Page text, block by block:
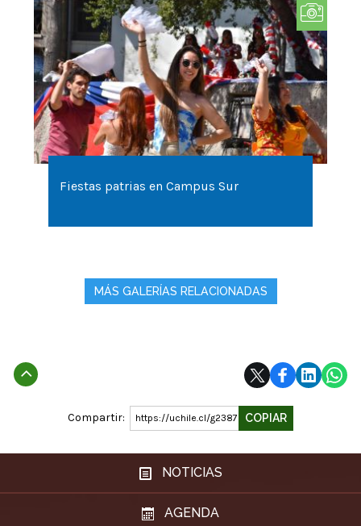
Fiestas patrias en Campus Sur
MÁS GALERÍAS RELACIONADAS
Subir
Compartir: https://uchile.cl/g238723COPIAR
NOTICIAS
AGENDA